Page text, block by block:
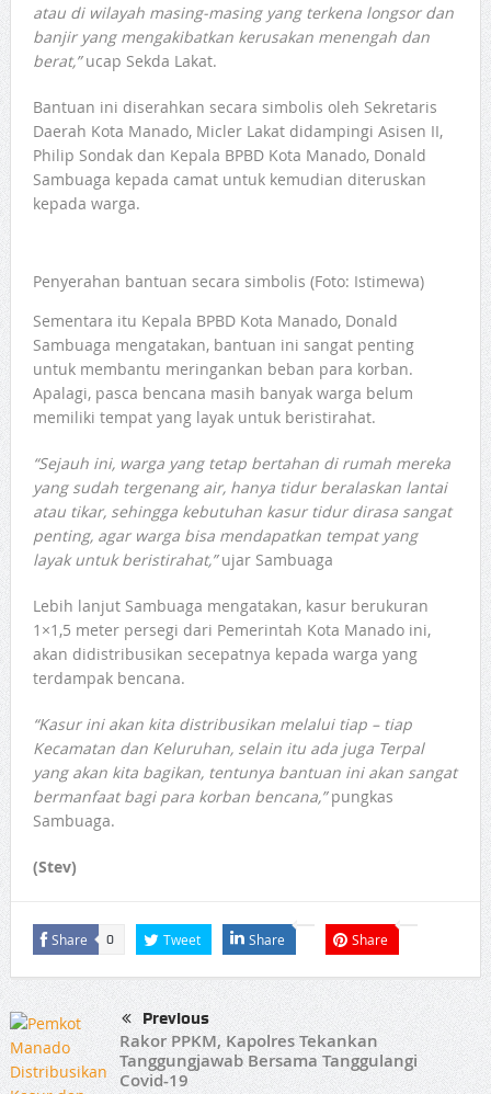
atau di wilayah masing-masing yang terkena longsor dan
banjir yang mengakibatkan kerusakan menengah dan
berat,”ucap Sekda Lakat.
Bantuan ini diserahkan secara simbolis oleh Sekretaris
Daerah Kota Manado, Micler Lakat didampingi Asisen II,
Philip Sondak dan Kepala BPBD Kota Manado, Donald
Sambuaga kepada camat untuk kemudian diteruskan
kepada warga.
Penyerahan bantuan secara simbolis (Foto: Istimewa)
Sementara itu Kepala BPBD Kota Manado, Donald
Sambuaga mengatakan, bantuan ini sangat penting
untuk membantu meringankan beban para korban.
Apalagi, pasca bencana masih banyak warga belum
memiliki tempat yang layak untuk beristirahat.
“Sejauh ini, warga yang tetap bertahan di rumah mereka
yang sudah tergenang air, hanya tidur beralaskan lantai
atau tikar, sehingga kebutuhan kasur tidur dirasa sangat
penting, agar warga bisa mendapatkan tempat yang
layak untuk beristirahat,”ujar Sambuaga
Lebih lanjut Sambuaga mengatakan, kasur berukuran
1×1,5 meter persegi dari Pemerintah Kota Manado ini,
akan didistribusikan secepatnya kepada warga yang
terdampak bencana.
“Kasur ini akan kita distribusikan melalui tiap – tiap
Kecamatan dan Keluruhan, selain itu ada juga Terpal
yang akan kita bagikan, tentunya bantuan ini akan sangat
bermanfaat bagi para korban bencana,”pungkas
Sambuaga.
(Stev)
Share 0 Tweet Share Share
Previous
Rakor PPKM, Kapolres Tekankan
Tanggungjawab Bersama Tanggulangi
Covid-19